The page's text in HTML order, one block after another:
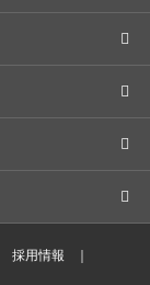
採用情報